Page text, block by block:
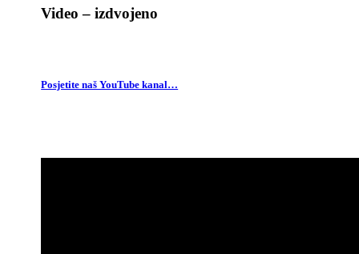
Video – izdvojeno
Posjetite naš YouTube kanal…